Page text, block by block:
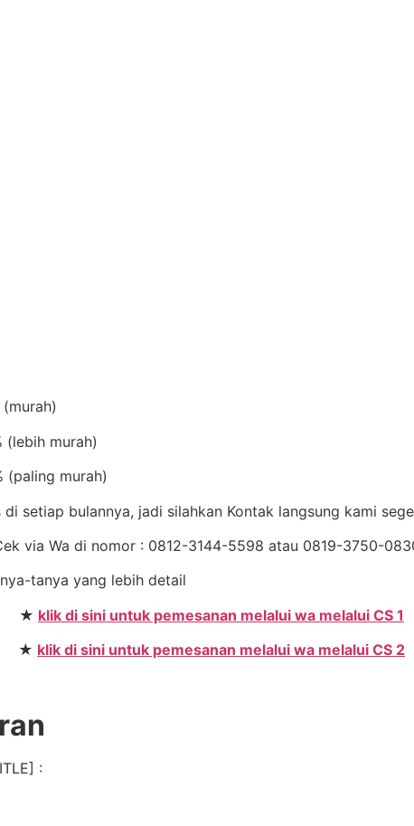
murah)
murah)
setiap bulannya, jadi silahkan Kontak langsung kami
via Wa di nomor : 0812-3144-5598 atau 0819-3750-
tanya yang lebih detail
★ klik di sini untuk pemesanan melalui wa melalui CS 1
★ klik di sini untuk pemesanan melalui wa melalui CS 2
: